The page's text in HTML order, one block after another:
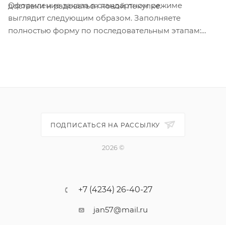
доставки и радоваться новой покупке.
Оформление заказа в стандартном режиме
выглядит следующим образом. Заполняете
полностью форму по последовательным этапам:
ПОДПИСАТЬСЯ НА РАССЫЛКУ
2026 ©
+7 (4234) 26-40-27
jan57@mail.ru